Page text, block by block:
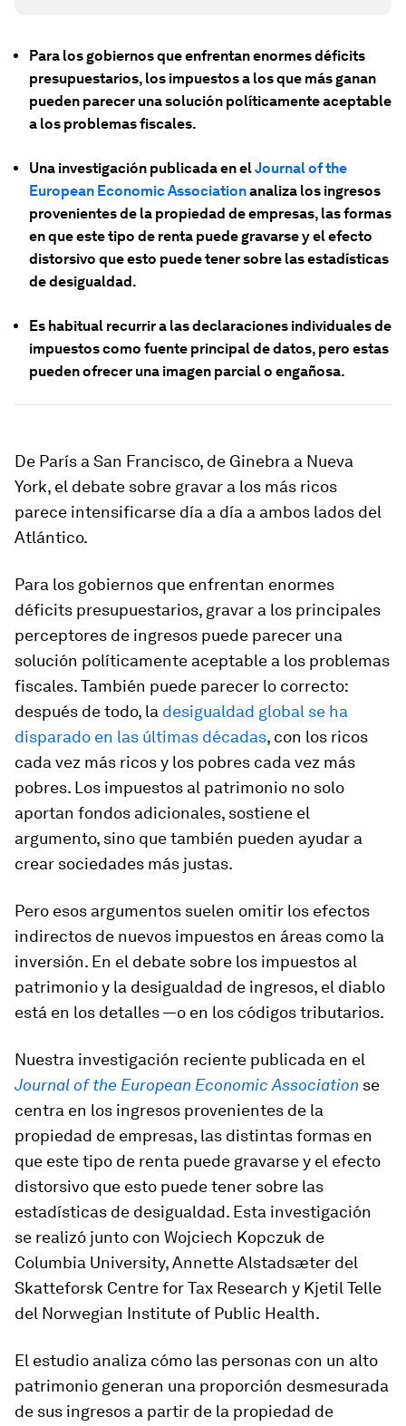
Para los gobiernos que enfrentan enormes déficits
presupuestarios, los impuestos a los que más ganan
pueden parecer una solución políticamente aceptable
a los problemas fiscales.
Una investigación publicada en elJournal of the
European Economic Associationanaliza los ingresos
provenientes de la propiedad de empresas, las formas
en que este tipo de renta puede gravarse y el efecto
distorsivo que esto puede tener sobre las estadísticas
de desigualdad.
Es habitual recurrir a las declaraciones individuales de
impuestos como fuente principal de datos, pero estas
pueden ofrecer una imagen parcial o engañosa.
De París a San Francisco, de Ginebra a Nueva
York, el debate sobre gravar a los más ricos
parece intensificarse día a día a ambos lados del
Atlántico.
Para los gobiernos que enfrentan enormes
déficits presupuestarios, gravar a los principales
perceptores de ingresos puede parecer una
solución políticamente aceptable a los problemas
fiscales. También puede parecer lo correcto:
después de todo, la desigualdad global se ha
disparado en las últimas décadas, con los ricos
cada vez más ricos y los pobres cada vez más
pobres. Los impuestos al patrimonio no solo
aportan fondos adicionales, sostiene el
argumento, sino que también pueden ayudar a
crear sociedades más justas.
Pero esos argumentos suelen omitir los efectos
indirectos de nuevos impuestos en áreas como la
inversión. En el debate sobre los impuestos al
patrimonio y la desigualdad de ingresos, el diablo
está en los detalles —o en los códigos tributarios.
Nuestra investigación reciente publicada en el
Journal of the European Economic Association se
centra en los ingresos provenientes de la
propiedad de empresas, las distintas formas en
que este tipo de renta puede gravarse y el efecto
distorsivo que esto puede tener sobre las
estadísticas de desigualdad. Esta investigación
se realizó junto con Wojciech Kopczuk de
Columbia University, Annette Alstadsæter del
Skatteforsk Centre for Tax Research y Kjetil Telle
del Norwegian Institute of Public Health.
El estudio analiza cómo las personas con un alto
patrimonio generan una proporción desmesurada
de sus ingresos a partir de la propiedad de